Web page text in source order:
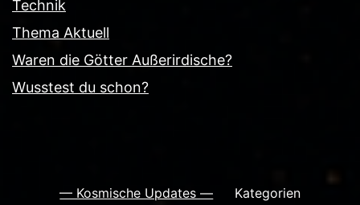
Technik
Thema Aktuell
Waren die Götter Außerirdische?
Wusstest du schon?
— Kosmische Updates — Kategorien